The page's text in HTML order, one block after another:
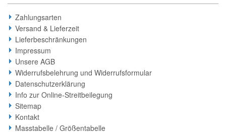
Zahlungsarten
Versand & Lieferzeit
Lieferbeschränkungen
Impressum
Unsere AGB
Widerrufsbelehrung und Widerrufsformular
Datenschutzerklärung
Info zur Online-Streitbeilegung
Sitemap
Kontakt
Masstabelle / Größentabelle